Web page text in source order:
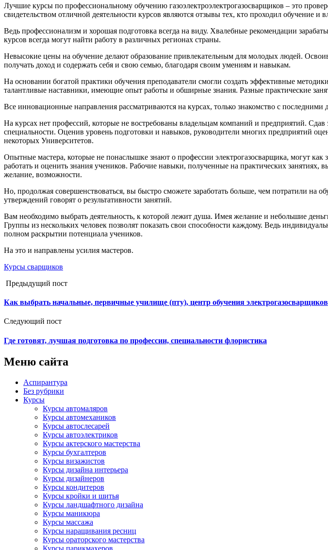
Лучшие курсы по профессиональному обучению газоэлектроэлектрогазосварщиков – это
свидетельством отличной деятельности курсов являются отзывы тех, кто проходил обучение
Ведь профессионализм и хорошая подготовка всегда на виду. Хвалебные рекомендации
курсов всегда могут найти работу в различных регионах страны.
Невысокие цены на обучение делают образование привлекательным для молодых людей.
получать доход и содержать себя и свою семью, благодаря своим умениям и навыкам.
На основании богатой практики обучения преподаватели смогли создать эффективные
талантливые наставники, имеющие опыт работы и обширные знания. Разные практические
Все инновационные направления рассматриваются на курсах, только знакомство с
На курсах нет профессий, которые не востребованы владельцам компаний и предприятий.
специальности. Оценив уровень подготовки и навыков, руководители многих предприятий
некоторых Университетов.
Опытные мастера, которые не понаслышке знают о профессии электрогазосварщика, могут как
работать и оценить знания учеников. Рабочие навыки, полученные на практических занятиях,
желание, возможности.
Но, продолжая совершенствоваться, вы быстро сможете заработать больше, чем потратили
утверждений говорят о результативности занятий.
Вам необходимо выбрать деятельность, к которой лежит душа. Имея желание и небольшие
Группы из нескольких человек позволят показать свои способности каждому. Ведь
полном раскрытии потенциала учеников.
На это и направлены усилия мастеров.
Курсы сварщиков
Предыдущий пост
Как выбрать начальные, первичные училище (пту), центр обучения электрогазосварщиков
Следующий пост
Где готовят, лучшая подготовка по профессии, специальности флористика
Меню сайта
Аспирантура
Без рубрики
Курсы
Курсы автомаляров
Курсы автомехаников
Курсы автослесарей
Курсы автоэлектриков
Курсы актерского мастерства
Курсы бухгалтеров
Курсы визажистов
Курсы дизайна интерьера
Курсы дизайнеров
Курсы кондитеров
Курсы кройки и шитья
Курсы ландшафтного дизайна
Курсы маникюра
Курсы массажа
Курсы наращивания ресниц
Курсы ораторского мастерства
Курсы парикмахеров